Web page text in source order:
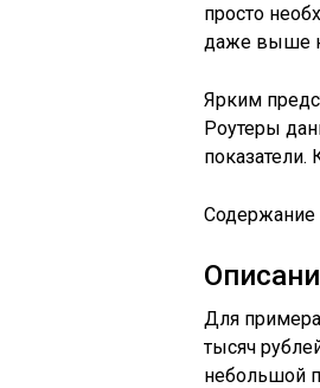
просто
даже выше
Ярким
Роутеры
показатели.
Содержание
Для
тысяч
небольшой